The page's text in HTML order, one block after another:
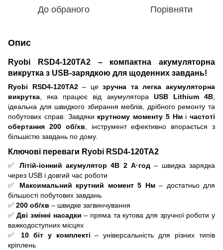
До обраного Порівняти
Опис
Ryobi RSD4-120TA2 – компактна акумуляторна
викрутка з USB-зарядкою для щоденних завдань!
Ryobi RSD4-120TA2– цезручна та легка акумуляторна
викрутка , яка працює від акумулятора USB Lithium 4В
ідеальна для швидкого збирання меблів, дрібного ремонту та
побутових справ. Завдяки крутному моменту 5 Нмі частоті
обертання 200 об/хв , інструмент ефективно впорається з
більшістю завдань по дому.
Ключові переваги Ryobi RSD4-120TA2
✅ Літій-іонний акумулятор 4В 2 А·год – швидка зарядка
через USB і довгий час роботи
✅
Максимальний крутний момент 5 Нм– достатньо для
більшості побутових завдань
✅ 200 об/хв – швидке загвинчування
✅ Дві змінні насадки – пряма та кутова для зручної роботи у
важкодоступних місцях
✅
10 біт у комплекті – універсальність для різних типів
кріплень